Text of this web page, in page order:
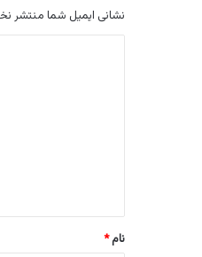
نشانی ایمیل شما منتشر
نام*